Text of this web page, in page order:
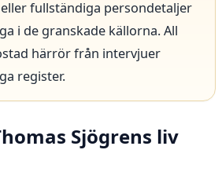
fullständiga persondetaljer
i de granskade källorna. All
härrör från intervjuer
register.
Sjögrens liv